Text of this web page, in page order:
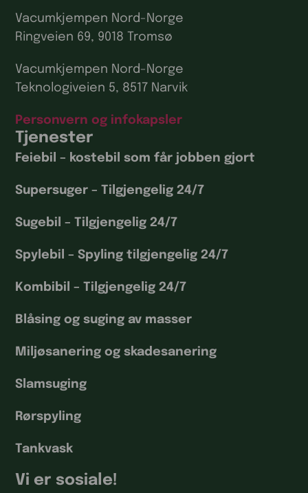
Vacumkjempen Nord-Norge
Ringveien 69, 9018 Tromsø
Vacumkjempen Nord-Norge
Teknologiveien 5, 8517 Narvik
Personvern og infokapsler
Tjenester
Feiebil – kostebil som får jobben gjort
Supersuger – Tilgjengelig 24/7
Sugebil – Tilgjengelig 24/7
Spylebil – Spyling tilgjengelig 24/7
Kombibil – Tilgjengelig 24/7
Blåsing og suging av masser
Miljøsanering og skadesanering
Slamsuging
Rørspyling
Tankvask
Vi er sosiale!